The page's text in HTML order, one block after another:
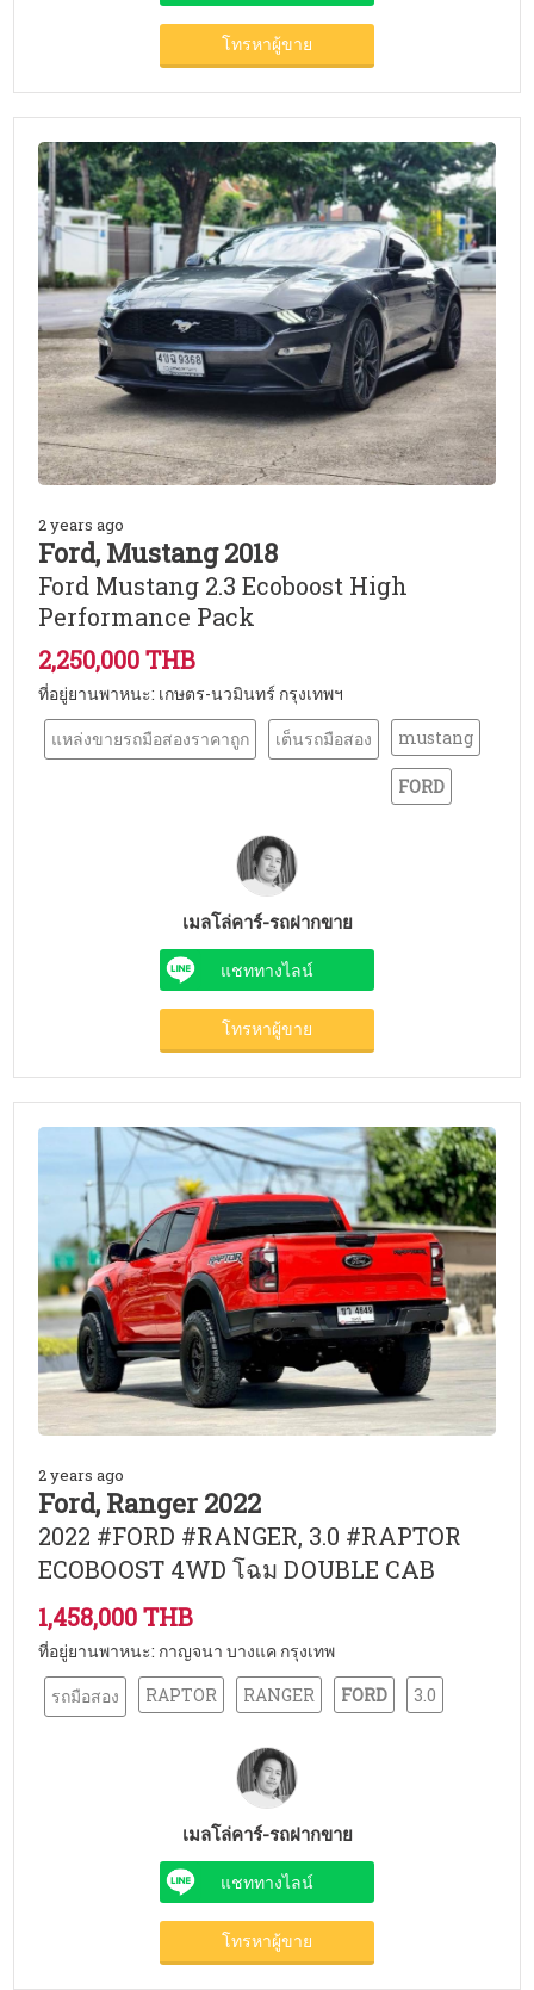
โทรหาผู้ขาย
2 years ago
Ford, Mustang 2018
Ford Mustang 2.3 Ecoboost High
Performance Pack
2,250,000 THB
ที่อยู่ยานพาหนะ: เกษตร-นวมินทร์ กรุงเทพฯ
แหล่งขายรถมือสองราคาถูก
เต็นรถมือสอง mustang
FORD
เมลโล่คาร์-รถฝากขาย
แชททางไลน์
โทรหาผู้ขาย
2 years ago
Ford, Ranger 2022
2022 #FORD #RANGER, 3.0 #RAPTOR
ECOBOOST 4WD โฉม DOUBLE CAB
1,458,000 THB
ที่อยู่ยานพาหนะ: กาญจนา บางแค กรุงเทพ
รถมือสอง
RAPTOR RANGER FORD 3.0
เมลโล่คาร์-รถฝากขาย
แชททางไลน์
โทรหาผู้ขาย